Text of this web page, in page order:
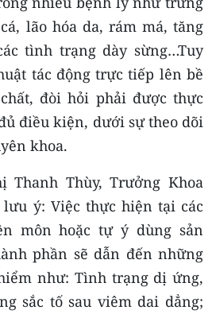
lão hóa da, rám má, tăng
tình trạng dày sừng…Tuy
tác động trực tiếp lên bề
đòi hỏi phải được thực
điều kiện, dưới sự theo dõi
khoa.
Thanh Thùy, Trưởng Khoa
ý: Việc thực hiện tại các
môn hoặc tự ý dùng sản
phần sẽ dẫn đến những
như: Tình trạng dị ứng,
sắc tố sau viêm dai dẳng;